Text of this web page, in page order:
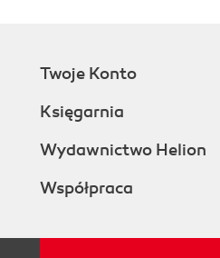
Twoje Konto
Księgarnia
Wydawnictwo Helion
Współpraca